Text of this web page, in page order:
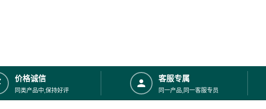
价格诚信
同类产品中,保持好评
客服专属
同一产品,同一客服专员